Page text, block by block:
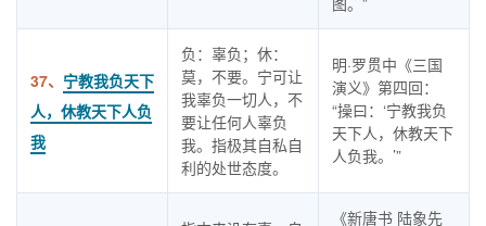
37、 宁教我负天下
人，休教天下人负
我
负：辜负；休：
莫，不要。宁可让
我辜负一切人，不
要让任何人辜负
我。指极其自私自
利的处世态度。
明·罗贯中《三国
演义》第四回：
“操曰：‘宁教我负
天下人，休教天下
人负我。’”
《新唐书 陆象先